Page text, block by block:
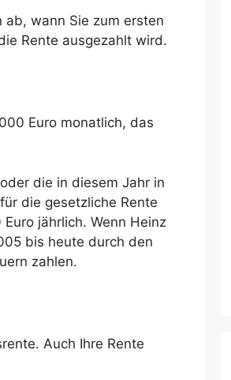
wann Sie zum ersten
Rente ausgezahlt wird.
Euro monatlich, das
die in diesem Jahr in
die gesetzliche Rente
jährlich. Wenn Heinz
bis heute durch den
zahlen.
Auch Ihre Rente